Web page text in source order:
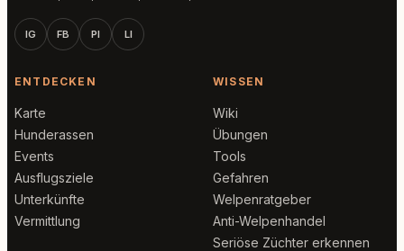
IG FB PI LI
ENTDECKEN
Karte
Hunderassen
Events
Ausflugsziele
Unterkünfte
Vermittlung
WISSEN
Wiki
Übungen
Tools
Gefahren
Welpenratgeber
Anti-Welpenhandel
Seriöse Züchter erkennen